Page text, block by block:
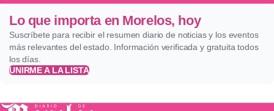
Lo que importa en Morelos, hoy
Suscríbete para recibir el resumen diario de noticias y los eventos
más relevantes del estado. Información verificada y gratuita todos
los días.
UNIRME A LA LISTA